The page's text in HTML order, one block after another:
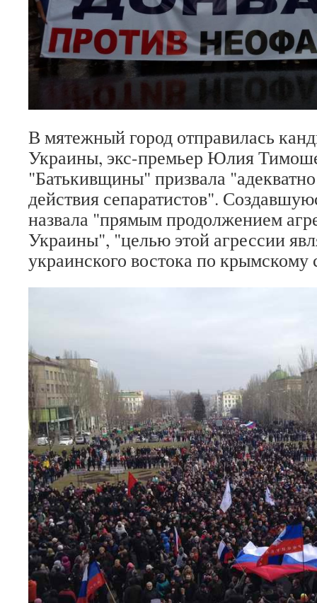
В мятежный город отправилась
Украины, экс-премьер Юлия
"Батькивщины" призвала
действия сепаратистов".
назвала "прямым продолжением
Украины", "целью этой агрессии
украинского востока по